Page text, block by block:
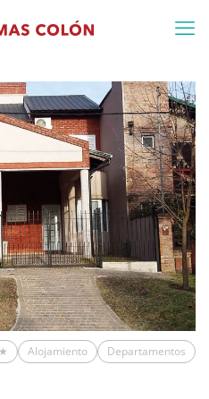
Alojamiento Departamentos